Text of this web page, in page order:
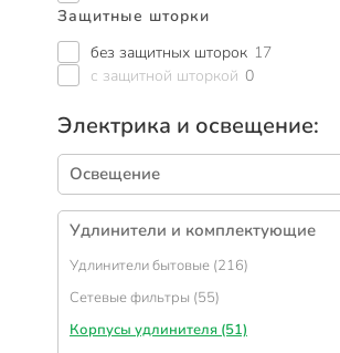
Защитные шторки
без защитных шторок 17
с защитной шторкой 0
Электрика и освещение:
Освещение
Лампы светодиодные (360)
Светильники настенные и потолочные
(212)
Светильники настольные и напольные
Фонари (62)
Удлинители и комплектующие
Удлинители бытовые (216)
Сетевые фильтры (55)
Корпусы удлинителя (51)